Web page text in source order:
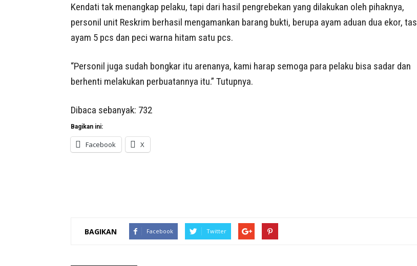
Kendati tak menangkap pelaku, tapi dari hasil pengrebekan yang dilakukan oleh pihaknya,
personil unit Reskrim berhasil mengamankan barang bukti, berupa ayam aduan dua ekor, tas
ayam 5 pcs dan peci warna hitam satu pcs.
“Personil juga sudah bongkar itu arenanya, kami harap semoga para pelaku bisa sadar dan
berhenti melakukan perbuatannya itu.” Tutupnya.
Dibaca sebanyak: 732
Bagikan ini:
Facebook X
BAGIKAN Facebook Twitter